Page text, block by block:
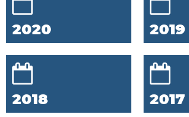
2020 2019
2018 2017